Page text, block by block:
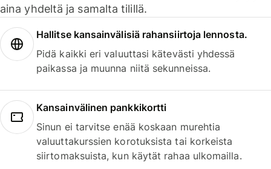
aina yhdeltä ja samalta tilillä.
Hallitse kansainvälisiä rahansiirtoja lennosta.
Pidä kaikki eri valuuttasi kätevästi yhdessä
paikassa ja muunna niitä sekunneissa.
Kansainvälinen pankkikortti
Sinun ei tarvitse enää koskaan murehtia
valuuttakurssien korotuksista tai korkeista
siirtomaksuista, kun käytät rahaa ulkomailla.